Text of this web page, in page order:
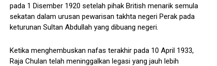
pada 1 Disember 1920 setelah pihak British menarik semula
sekatan dalam urusan pewarisan takhta negeri Perak pada
keturunan Sultan Abdullah yang dibuang negeri.
Ketika menghembuskan nafas terakhir pada 10 April 1933,
Raja Chulan telah meninggalkan legasi yang jauh lebih